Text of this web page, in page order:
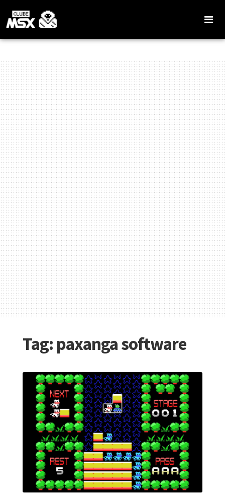
Tag: paxanga software